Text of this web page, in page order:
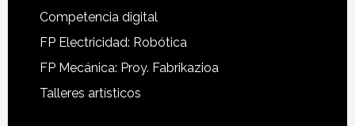
Competencia digital
FP Electricidad: Robótica
FP Mecánica: Proy. Fabrikazioa
Talleres artísticos